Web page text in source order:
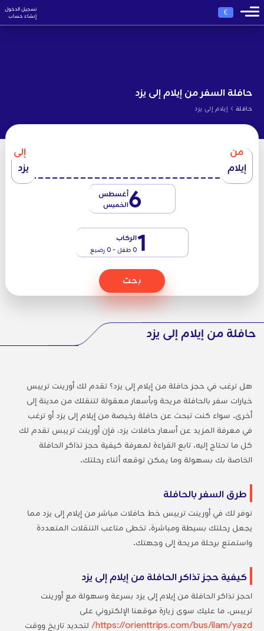
€
تسجيل الدخول
إنشاء حساب
حافلة السفر من إيلام إلى يزد
حافلة › إيلام إلى يزد
من
إيلام
إلى
يزد
6أغسطس
الخميس
1الركاب
0 طفل - 0 رضيع
بحث
حافلة من إيلام إلى يزد
هل ترغب في حجز حافلة من إيلام إلى يزد؟ تقدم لك أورينت تريبس
خيارات سفر بالحافلة مريحة وبأسعار معقولة لتنقلك من مدينة إلى
أخرى. سواء كنت تبحث عن حافلة رخيصة من إيلام إلى يزد أو ترغب
في معرفة المزيد عن أسعار حافلات يزد، فإن أورينت تريبس تقدم لك
كل ما تحتاج إليه. تابع القراءة لمعرفة كيفية حجز تذاكر الحافلة
الخاصة بك بسهولة وما يمكن توقعه أثناء رحلتك.
طرق السفر بالحافلة
نوفر لك في أورينت تريبس خط حافلات مباشر من إيلام إلى يزد مما
يجعل رحلتك بسيطة ومباشرة. تخطى متاعب التنقلات المتعددة
واستمتع برحلة مريحة إلى وجهتك.
كيفية حجز تذاكر الحافلة من إيلام إلى يزد
احجز تذاكر الحافلة من إيلام إلى يزد بسرعة وسهولة مع أورينت
تريبس. ما عليك سوى زيارة موقعنا الإلكتروني على
https://orienttrips.com/bus/ilam/yazd/
لتحديد تاريخ ووقت